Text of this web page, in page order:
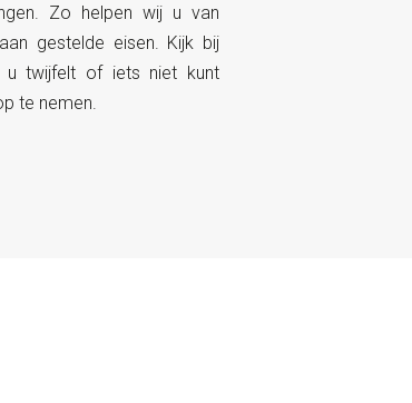
Zo helpen wij u van
gestelde eisen. Kijk bij
u twijfelt of iets niet kunt
te nemen.